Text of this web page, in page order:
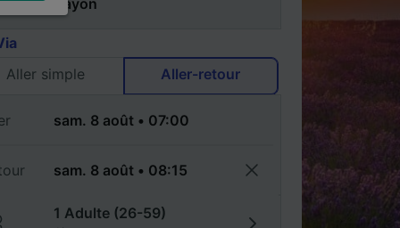
Aller simple
Aller-retour
1 Adulte (26-59)